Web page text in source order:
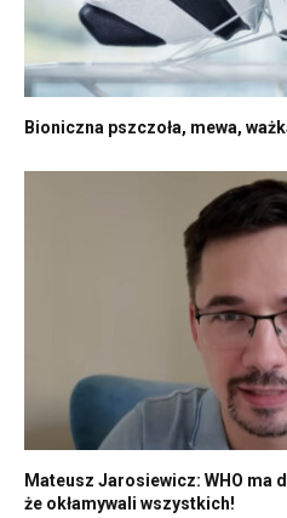
Bioniczna pszczoła, mewa,
Mateusz Jarosiewicz: WHO ma
że okłamywali wszystkich!